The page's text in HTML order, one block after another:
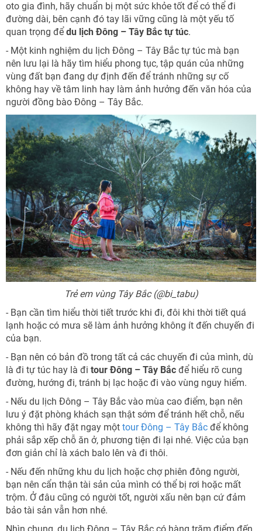
oto gia đình, hãy chuẩn bị một sức khỏe tốt để có thể đi
đường dài, bên cạnh đó tay lãi vững cũng là một yếu tố
quan trọng để du lịch Đông – Tây Bắc tự túc.
- Một kinh nghiệm du lịch Đông – Tây Bắc tự túc mà bạn
nên lưu lại là hãy tìm hiểu phong tục, tập quán của những
vùng đất bạn đang dự định đến để tránh những sự cố
không hay về tâm linh hay làm ảnh hưởng đến văn hóa của
người đồng bào Đông – Tây Bắc.
Trẻ em vùng Tây Bắc (@bi_tabu)
- Bạn cần tìm hiểu thời tiết trước khi đi, đôi khi thời tiết quá
lạnh hoặc có mưa sẽ làm ảnh hưởng không ít đến chuyến đi
của bạn.
- Bạn nên có bản đồ trong tất cả các chuyến đi của mình, dù
là đi tự túc hay là đi tour Đông – Tây Bắc để hiểu rõ cung
đường, hướng đi, tránh bị lạc hoặc đi vào vùng nguy hiểm.
- Nếu du lịch Đông – Tây Bắc vào mùa cao điểm, bạn nên
lưu ý đặt phòng khách sạn thật sớm để tránh hết chỗ, nếu
không thì hãy đặt ngay một tour Đông – Tây Bắc để không
phải sắp xếp chỗ ăn ở, phương tiện đi lại nhé. Việc của bạn
đơn giản chỉ là xách balo lên và đi thôi.
- Nếu đến những khu du lịch hoặc chợ phiên đông người,
bạn nên cẩn thận tài sản của mình có thể bị rơi hoặc mất
trộm. Ở đâu cũng có người tốt, người xấu nên bạn cứ đảm
bảo tài sản vẫn hơn nhé.
Nhìn chung, du lịch Đông – Tây Bắc có hàng trăm điểm đến